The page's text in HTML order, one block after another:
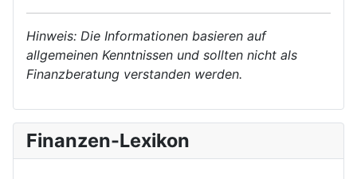
Hinweis: Die Informationen basieren auf
allgemeinen Kenntnissen und sollten nicht als
Finanzberatung verstanden werden.
Finanzen-Lexikon